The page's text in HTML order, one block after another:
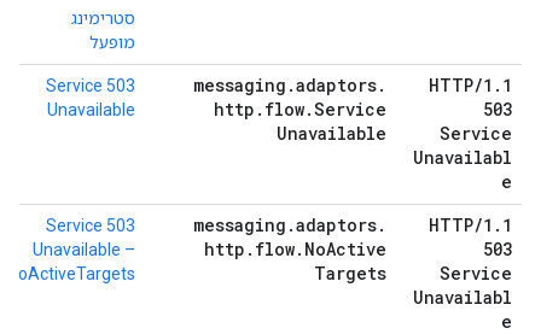
סטרימינג
מופעל
HTTP/1 . 1
503
Service
Unavailabl
e
messaging .adaptors.
http . flow.Service
Unavailable
503 Service
Unavailable
HTTP/1 . 1
503
Service
Unavailabl
e
messaging .adaptors.
http . flow. NoActive
Targets
503 Service
Unavailable –
NoActiveTargets